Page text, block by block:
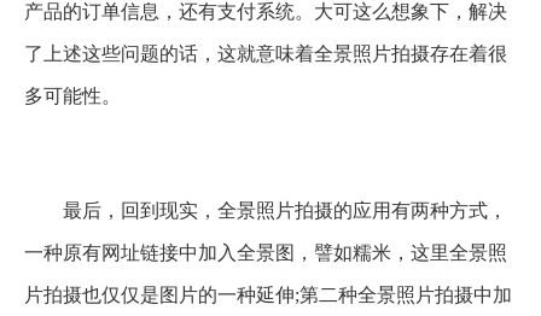
产品的订单信息，还有支付系统。大可这么想象下，解决
了上述这些问题的话，这就意味着全景照片拍摄存在着很
多可能性。
最后，回到现实，全景照片拍摄的应用有两种方式，
一种原有网址链接中加入全景图，譬如糯米，这里全景照
片拍摄也仅仅是图片的一种延伸;第二种全景照片拍摄中加